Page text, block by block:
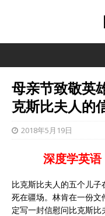
母亲节致敬
克斯比夫人的
2018年5月19日
深度学英
比克斯比夫人的五个儿
死在疆场。林肯在一份
定写一封信慰问比克斯比